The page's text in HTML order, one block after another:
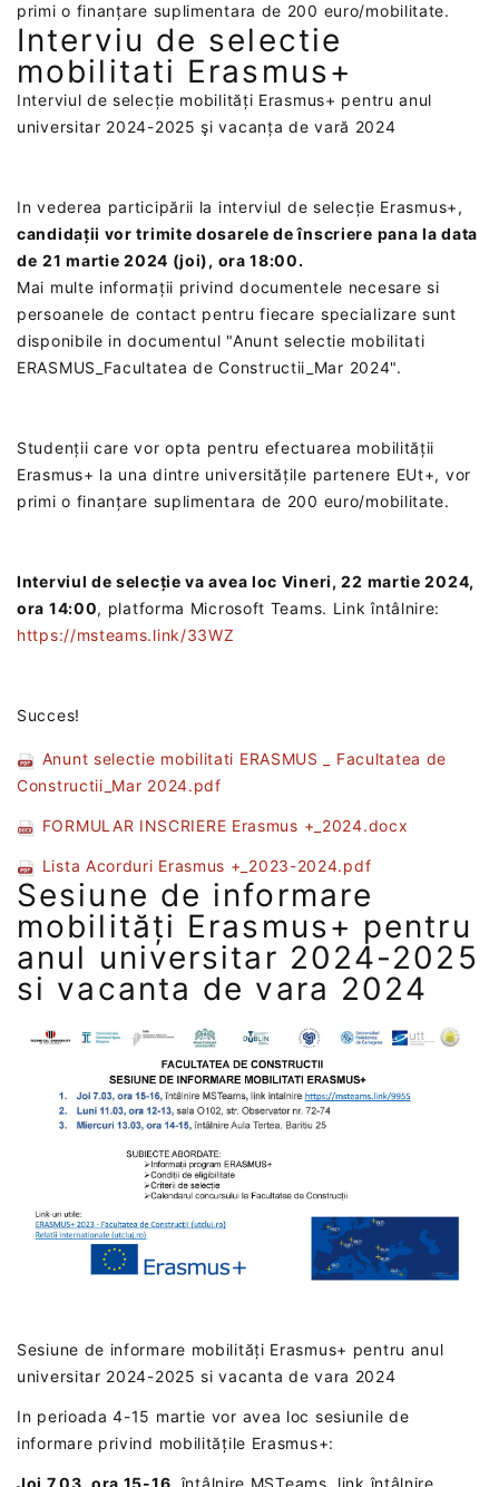
primi o finanțare suplimentara de 200 euro/mobilitate.
Interviu de selectie
mobilitati Erasmus+
Interviul de selecție mobilități Erasmus+ pentru anul
universitar 2024-2025 şi vacanța de vară 2024‎
In vederea participării la interviul de selecție Erasmus+,
candidații vor trimite dosarele de înscriere pana la data
de ‎21 martie 2024 (joi), ora 18:00‎.
Mai multe informații privind documentele necesare si
persoanele de contact pentru fiecare specializare sunt
disponibile in documentul "Anunt selectie mobilitati
ERASMUS_Facultatea de Constructii_Mar 2024".
Studenții care vor opta pentru efectuarea mobilității
Erasmus+ la una dintre universitățile partenere EUt+, vor
primi o finanțare suplimentara de 200 euro/mobilitate.
Interviul de selecție va avea loc Vineri, ‎22 martie 2024,
ora 14:00, platforma Microsoft Teams.‎ Link întâlnire:
https://msteams.link/33WZ
Succes!
Anunt selectie mobilitati ERASMUS _ Facultatea de
Constructii_Mar 2024.pdf
FORMULAR INSCRIERE Erasmus +_2024.docx
Lista Acorduri Erasmus +_2023-2024.pdf
Sesiune de informare
mobilități Erasmus+ pentru
anul universitar 2024-2025
si vacanta de vara 2024
Sesiune de informare mobilități Erasmus+ pentru anul
universitar 2024-2025 si vacanta de vara 2024
In perioada 4-15 martie vor avea loc sesiunile de
informare privind mobilitățile Erasmus+: